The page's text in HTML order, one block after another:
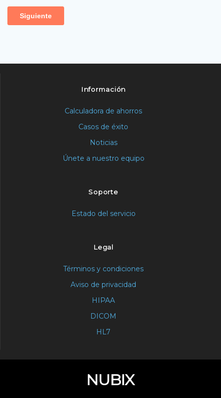
Información
Calculadora de ahorros
Casos de éxito
Noticias
Únete a nuestro equipo
Soporte
Estado del servicio
Legal
Términos y condiciones
Aviso de privacidad
HIPAA
DICOM
HL7
NUBIX